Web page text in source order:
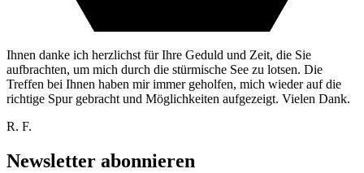
Ihnen danke ich herzlichst für Ihre Geduld und Zeit, die Sie
aufbrachten, um mich durch die stürmische See zu lotsen. Die
Treffen bei Ihnen haben mir immer geholfen, mich wieder auf die
richtige Spur gebracht und Möglichkeiten aufgezeigt. Vielen Dank.
R. F.
Newsletter abonnieren